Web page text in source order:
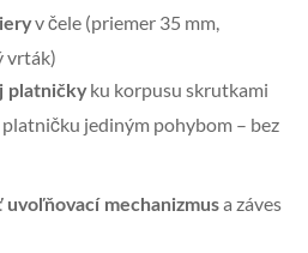
v čele (priemer 35 mm,
vrták)
platničkyku korpusu skrutkami
platničku jediným pohybom – bez
uvoľňovací mechanizmusa záves